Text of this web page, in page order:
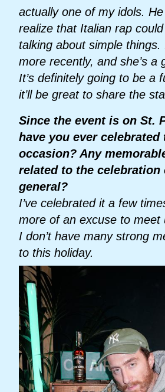
actually one of my idols.
realize that Italian rap
talking about simple
more recently, and she’s a
It’s definitely going to be a
it’ll be great to share the
Since the event is on St.
have you ever celebrated
occasion? Any
related to the celebration
general?
I’ve celebrated it a few
more of an excuse to meet
I don’t have many strong
to this holiday.